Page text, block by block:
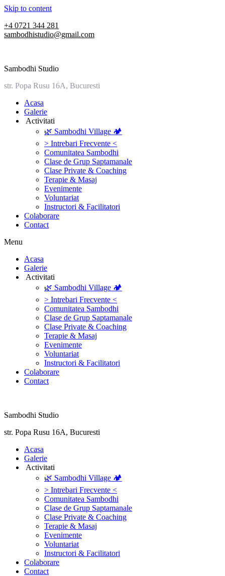
Skip to content
+4 0721 344 281
sambodhistudio@gmail.com
Sambodhi Studio
str. Popa Rusu 16A, Bucuresti
‎Acasa
Galerie
‎ ‎Activitati‎
🌿 Sambodhi Village 🏕️
> Intrebari Frecvente <
Comunitatea Sambodhi
Clase de Grup Saptamanale
Clase Private & Coaching
Terapie & Masaj
‎Evenimente
Voluntariat
‏‏‎Instructori & Facilitatori
Colaborare
Contact
Menu
‎Acasa
Galerie
‎ ‎Activitati‎
🌿 Sambodhi Village 🏕️
> Intrebari Frecvente <
Comunitatea Sambodhi
Clase de Grup Saptamanale
Clase Private & Coaching
Terapie & Masaj
‎Evenimente
Voluntariat
‏‏‎Instructori & Facilitatori
Colaborare
Contact
Sambodhi Studio
str. Popa Rusu 16A, Bucuresti
‎Acasa
Galerie
‎ ‎Activitati‎
🌿 Sambodhi Village 🏕️
> Intrebari Frecvente <
Comunitatea Sambodhi
Clase de Grup Saptamanale
Clase Private & Coaching
Terapie & Masaj
‎Evenimente
Voluntariat
‏‏‎Instructori & Facilitatori
Colaborare
Contact